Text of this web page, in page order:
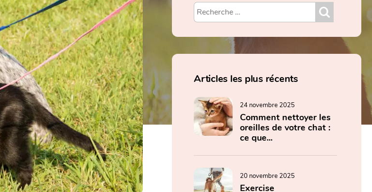
Articles les plus récents
24 novembre 2025
Comment nettoyer les
oreilles de votre chat :
ce que...
20 novembre 2025
Exercise